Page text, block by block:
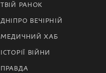
ТВІЙ РАНОК
ДНІПРО ВЕЧІРНІЙ
МЕДИЧНИЙ ХАБ
ІСТОРІЇ ВІЙНИ
ПРАВДА